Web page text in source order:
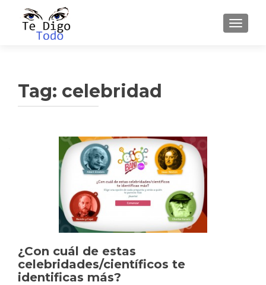
Tag: celebridad
¿Con cuál de estas
celebridades/científicos te
identificas más?